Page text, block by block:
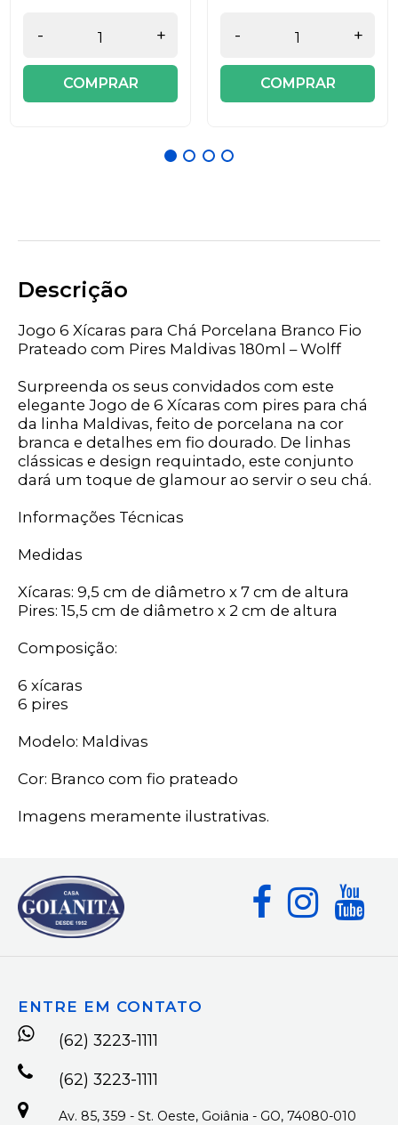
- +
COMPRAR
- +
COMPRAR
Descrição
Jogo 6 Xícaras para Chá Porcelana Branco Fio
Prateado com Pires Maldivas 180ml – Wolff
Surpreenda os seus convidados com este
elegante Jogo de 6 Xícaras com pires para chá
da linha Maldivas, feito de porcelana na cor
branca e detalhes em fio dourado. De linhas
clássicas e design requintado, este conjunto
dará um toque de glamour ao servir o seu chá.
Informações Técnicas
Medidas
Xícaras: 9,5 cm de diâmetro x 7 cm de altura
Pires: 15,5 cm de diâmetro x 2 cm de altura
Composição:
6 xícaras
6 pires
Modelo: Maldivas
Cor: Branco com fio prateado
Imagens meramente ilustrativas.
ENTRE EM CONTATO
(62) 3223-1111
(62) 3223-1111
Av. 85, 359 - St. Oeste, Goiânia - GO, 74080-010